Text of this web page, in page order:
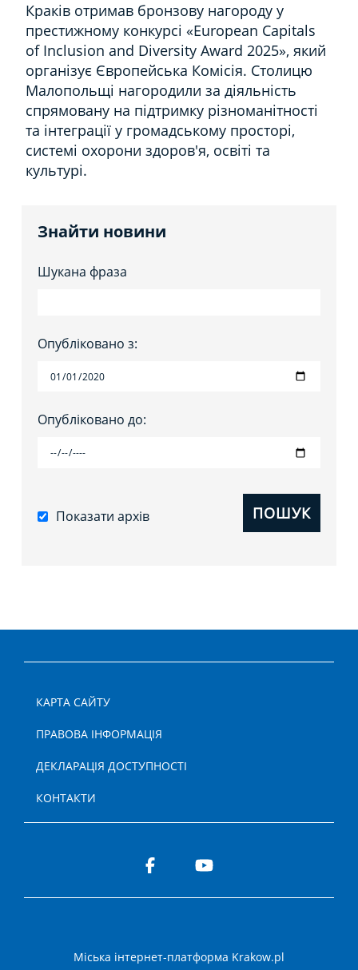
Краків отримав бронзову нагороду у
престижному конкурсі «European Capitals
of Inclusion and Diversity Award 2025», який
організує Європейська Комісія. Столицю
Малопольщі нагородили за діяльність
спрямовану на підтримку різноманітності
та інтеграції у громадському просторі,
системі охорони здоров'я, освіті та
культурі.
Знайти новини
Шукана фраза
Опубліковано з:
Опубліковано до:
Показати архів ПОШУК
КАРТА САЙТУ
ПРАВОВА ІНФОРМАЦІЯ
ДЕКЛАРАЦІЯ ДОСТУПНОСТІ
КОНТАКТИ
Міська інтернет-платформа Krakow.pl